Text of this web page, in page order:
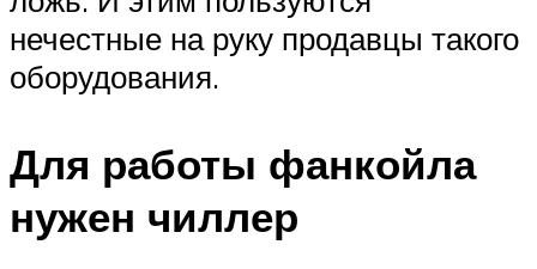
нечестные на руку продавцы такого
оборудования.
Для работы фанкойла
нужен чиллер